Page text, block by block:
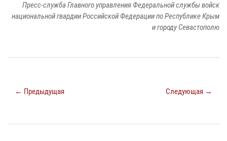
Пресс-служба Главного управления Федеральной службы войск
национальной гвардии Российской Федерации по Республике Крым
и городу Севастополю
← Предыдущая Следующая →